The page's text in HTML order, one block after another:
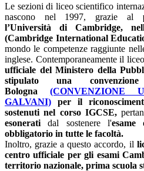
Le sezioni di liceo scientifico
nascono nel 1997, grazie al
l’Università di Cambridge,
(Cambridge International
mondo le competenze raggiunte
inglese. Contemporaneamente il
ufficiale del Ministero della
stipulato una
Bologna
(CONVENZIONE
GALVANI)
per il
sostenuti nel corso IGCSE,
esonerati dal sostenere l'esame
obbligatorio in tutte le facoltà.
Inoltro, grazie a questo accordo, il
centro ufficiale per gli esami
territorio nazionale, prima scuola